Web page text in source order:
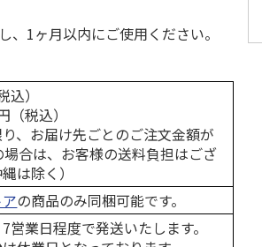
、1ヶ月以内にご使用ください。
）
税込）
、お届け先ごとのご注文金額が
合は、お客様の送料負担はござ
は除く）
の商品のみ同梱可能です。
業日程度で発送いたします。